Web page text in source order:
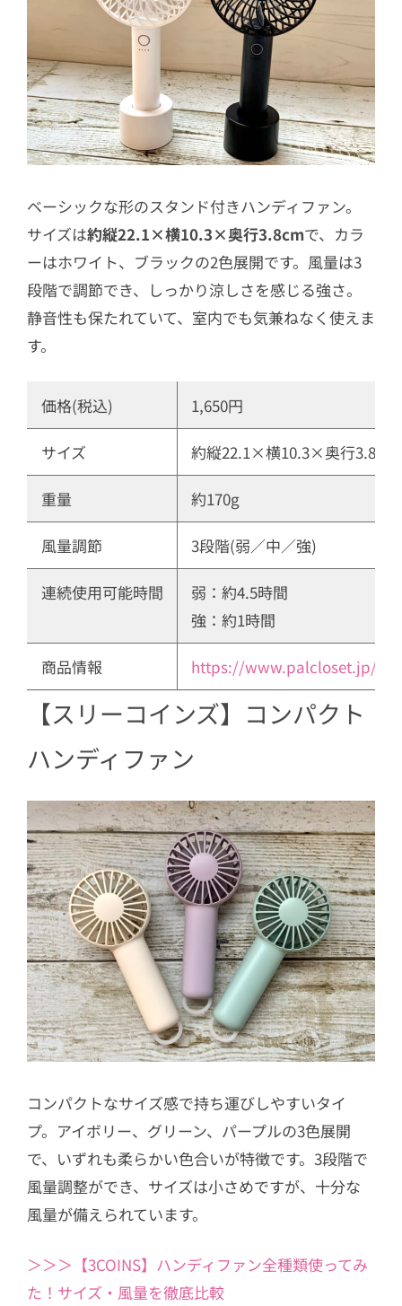
ベーシックな形のスタンド付きハンディファン。
サイズは約縦22.1×横10.3×奥行3.8cmで、カラ
ーはホワイト、ブラックの2色展開です。​風量は3
段階で調節でき、しっかり涼しさを感じる強さ。
静音性も保たれていて、室内でも気兼ねなく使えま
す。
価格(税込) 1,650円
サイズ 約縦22.1×横10.3×奥行3.8cm
重量 約170g
風量調節 3段階(弱／中／強)
連続使用可能時間
弱：約4.5時間
強：約1時間
商品情報 https://www.palcloset.jp/
【スリーコインズ】コンパクト
ハンディファン
コンパクトなサイズ感で持ち運びしやすいタイ
プ。アイボリー、グリーン、パープルの3色展開
で、いずれも柔らかい色合いが特徴です。3段階で
風量調整ができ、サイズは小さめですが、十分な
風量が備えられています。
＞＞＞【3COINS】ハンディファン全種類使ってみ
た！サイズ・風量を徹底比較